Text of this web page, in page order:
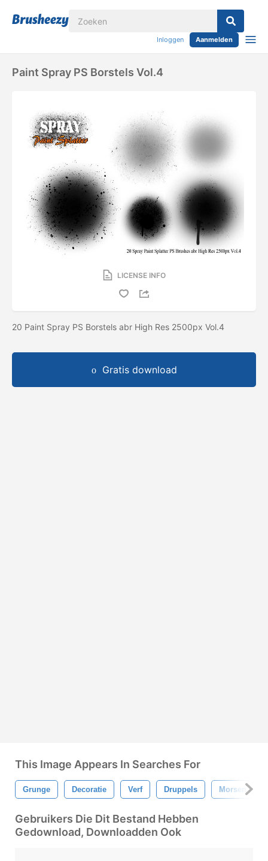
Inloggen Aanmelden
Paint Spray PS Borstels Vol.4
LICENSE INFO
20 Paint Spray PS Borstels abr High Res 2500px Vol.4
Gratis download
This Image Appears In Searches For
Grunge Decoratie Verf Druppels Morsen
Gebruikers Die Dit Bestand Hebben
Gedownload, Downloadden Ook